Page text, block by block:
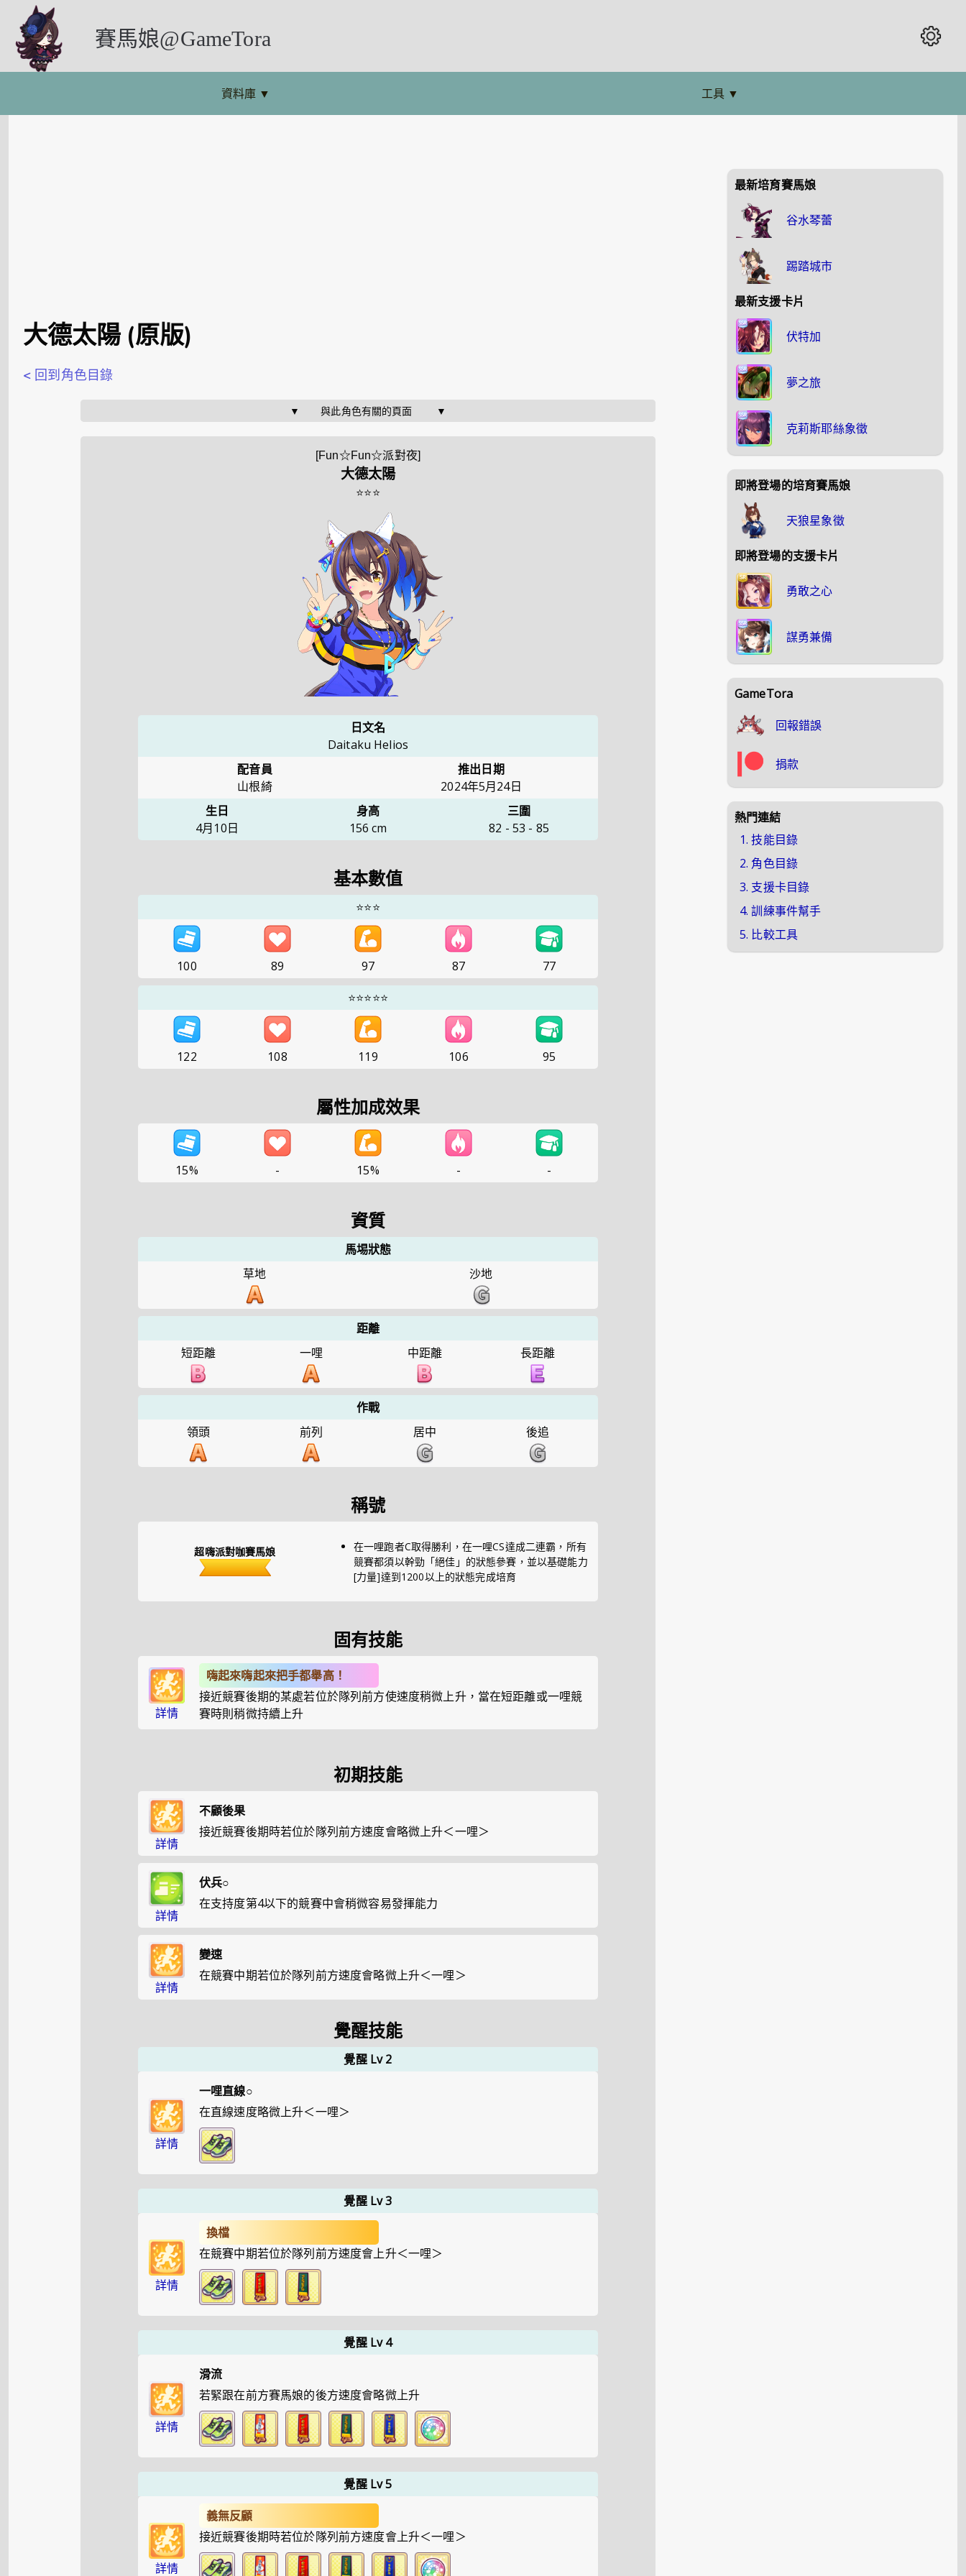
賽馬娘@GameTora
資料庫 ▼ 工具 ▼
大德太陽 (原版)
< 回到角色目錄
▼       與此角色有關的頁面        ▼
[Fun☆Fun☆派對夜]
大德太陽
⭐⭐⭐
日文名
Daitaku Helios
配音員
山根綺
推出日期
2024年5月24日
生日
4月10日
身高
156 cm
三圍
82 - 53 - 85
基本數值
⭐⭐⭐
100 89 97 87
77
⭐⭐⭐⭐⭐
122 108 119 106 95
屬性加成效果
15% - 15% - -
資質
馬埸狀態
草地
沙地
距離
短距離
一哩 中距離 長距離
作戰
領頭
前列 居中 後追
稱號
超嗨派對咖賽馬娘
在一哩跑者C取得勝利，在一哩CS達成二連霸，所有
競賽都須以幹勁「絕佳」的狀態參賽，並以基礎能力
[力量]達到1200以上的狀態完成培育
固有技能
詳情
嗨起來嗨起來把手都舉高！
接近競賽後期的某處若位於隊列前方使速度稍微上升，當在短距離或一哩競
賽時則稍微持續上升
初期技能
詳情
不顧後果
接近競賽後期時若位於隊列前方速度會略微上升＜一哩＞
詳情
伏兵○
在支持度第4以下的競賽中會稍微容易發揮能力
詳情
變速
在競賽中期若位於隊列前方速度會略微上升＜一哩＞
覺醒技能
覺醒 Lv 2
詳情
一哩直線○
在直線速度略微上升＜一哩＞
覺醒 Lv 3
詳情
換檔
在競賽中期若位於隊列前方速度會上升＜一哩＞
覺醒 Lv 4
詳情
滑流
若緊跟在前方賽馬娘的後方速度會略微上升
覺醒 Lv 5
詳情
義無反顧
接近競賽後期時若位於隊列前方速度會上升＜一哩＞
最新培育賽馬娘
谷水琴蕾
踢踏城市
最新支援卡片
伏特加
夢之旅
克莉斯耶絲象徵
即將登場的培育賽馬娘
天狼星象徵
即將登場的支援卡片
勇敢之心
謀勇兼備
GameTora
回報錯誤
捐款
熱門連結
1. 技能目錄
2. 角色目錄
3. 支援卡目錄
4. 訓練事件幫手
5. 比較工具